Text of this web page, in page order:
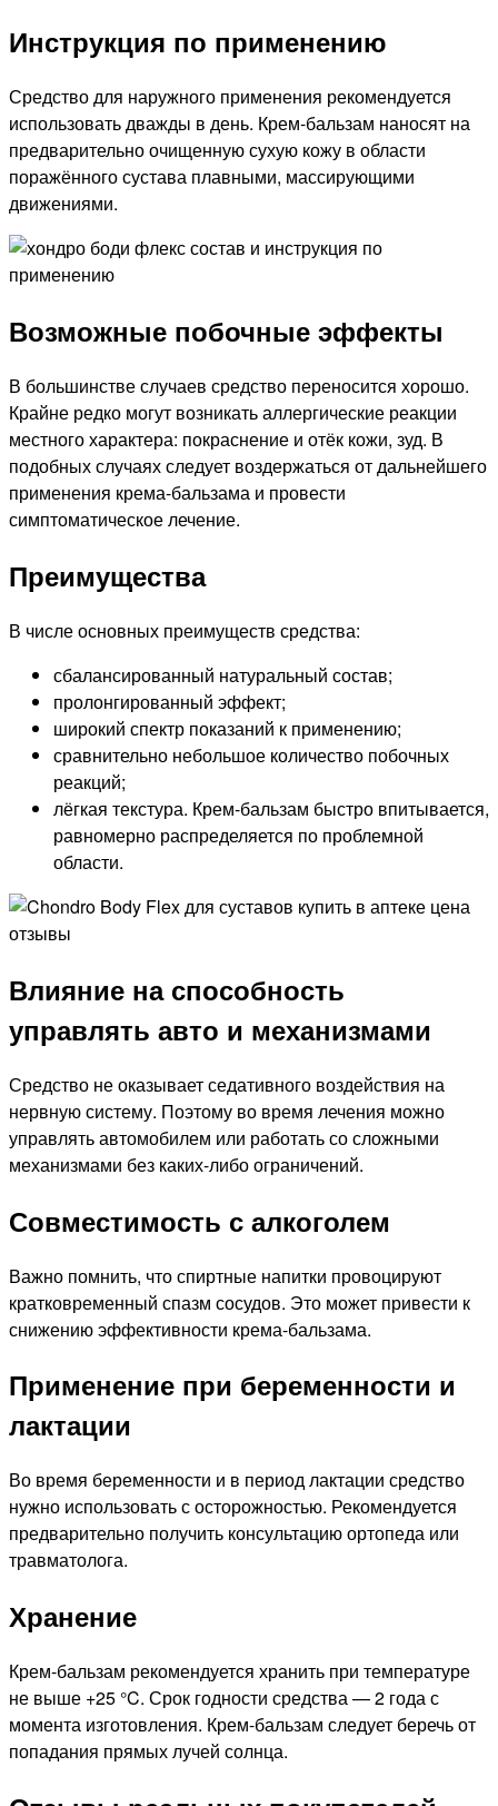
Инструкция по применению
Средство для наружного применения рекомендуется
использовать дважды в день. Крем-бальзам наносят на
предварительно очищенную сухую кожу в области
поражённого сустава плавными, массирующими
движениями.
Возможные побочные эффекты
В большинстве случаев средство переносится хорошо.
Крайне редко могут возникать аллергические реакции
местного характера: покраснение и отёк кожи, зуд. В
подобных случаях следует воздержаться от дальнейшего
применения крема-бальзама и провести
симптоматическое лечение.
Преимущества
В числе основных преимуществ средства:
сбалансированный натуральный состав;
пролонгированный эффект;
широкий спектр показаний к применению;
сравнительно небольшое количество побочных
реакций;
лёгкая текстура. Крем-бальзам быстро впитывается,
равномерно распределяется по проблемной
области.
Влияние на способность
управлять авто и механизмами
Средство не оказывает седативного воздействия на
нервную систему. Поэтому во время лечения можно
управлять автомобилем или работать со сложными
механизмами без каких-либо ограничений.
Совместимость с алкоголем
Важно помнить, что спиртные напитки провоцируют
кратковременный спазм сосудов. Это может привести к
снижению эффективности крема-бальзама.
Применение при беременности и
лактации
Во время беременности и в период лактации средство
нужно использовать с осторожностью. Рекомендуется
предварительно получить консультацию ортопеда или
травматолога.
Хранение
Крем-бальзам рекомендуется хранить при температуре
не выше +25 °C. Срок годности средства — 2 года с
момента изготовления. Крем-бальзам следует беречь от
попадания прямых лучей солнца.